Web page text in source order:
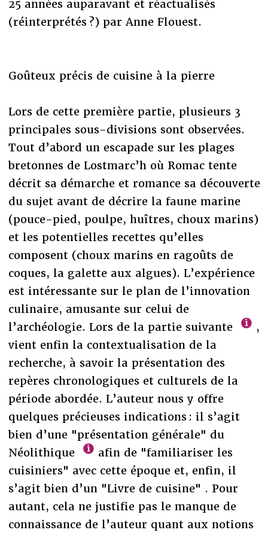
25 années auparavant et réactualisés
(réinterprétés ?) par Anne Flouest.
Goûteux précis de cuisine à la pierre
Lors de cette première partie, plusieurs 3
principales sous-divisions sont observées.
Tout d’abord un escapade sur les plages
bretonnes de Lostmarc’h où Romac tente
décrit sa démarche et romance sa découverte
du sujet avant de décrire la faune marine
(pouce-pied, poulpe, huîtres, choux marins)
et les potentielles recettes qu’elles
composent (choux marins en ragoûts de
coques, la galette aux algues). L’expérience
est intéressante sur le plan de l’innovation
culinaire, amusante sur celui de
l’archéologie. Lors de la partie suivante
,
vient enfin la contextualisation de la
recherche, à savoir la présentation des
repères chronologiques et culturels de la
période abordée. L’auteur nous y offre
quelques précieuses indications : il s’agit
bien d’une "présentation générale" du
Néolithique
afin de "familiariser les
cuisiniers" avec cette époque et, enfin, il
s’agit bien d’un "Livre de cuisine" . Pour
autant, cela ne justifie pas le manque de
connaissance de l’auteur quant aux notions